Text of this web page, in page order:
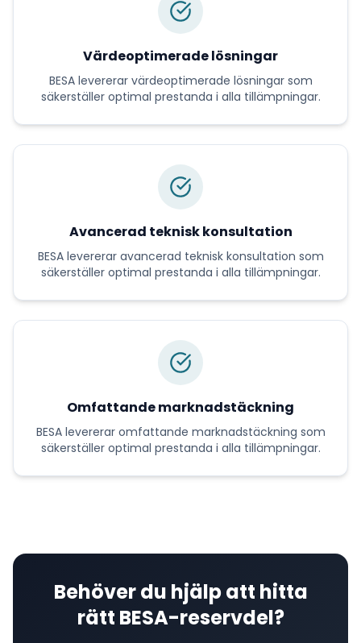
Värdeoptimerade lösningar
BESAlevererar värdeoptimerade lösningarsom
säkerställer optimal prestanda i alla tillämpningar.
Avancerad teknisk konsultation
BESAlevererar avancerad teknisk konsultation som
säkerställer optimal prestanda i alla tillämpningar.
Omfattande marknadstäckning
BESAlevererar omfattande marknadstäckning som
säkerställer optimal prestanda i alla tillämpningar.
Behöver du hjälp att hitta
rätt BESA-reservdel?